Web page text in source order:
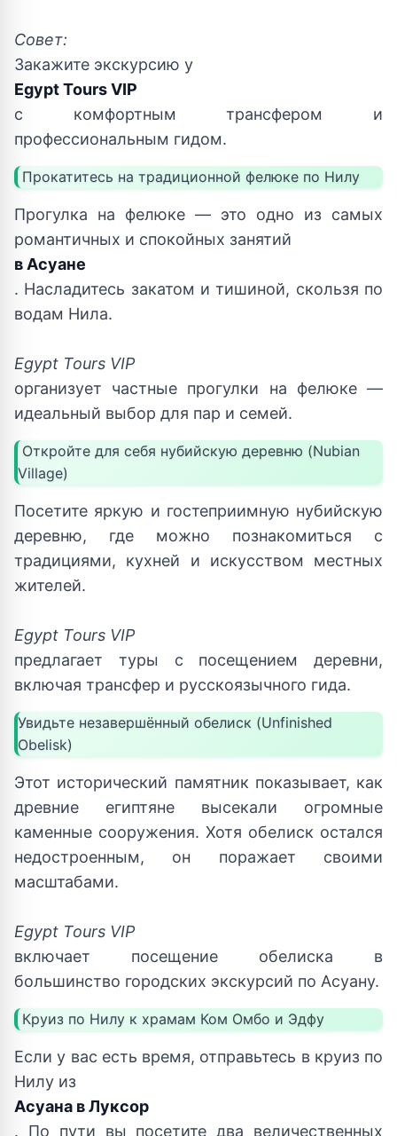
Совет:
Закажите экскурсию у
Egypt Tours VIP
с комфортным трансфером и
профессиональным гидом.
Прокатитесь на традиционной фелюке по Нилу
Прогулка на фелюке — это одно из самых
романтичных и спокойных занятий
в Асуане
. Насладитесь закатом и тишиной, скользя по
водам Нила.
Egypt Tours VIP
организует частные прогулки на фелюке —
идеальный выбор для пар и семей.
Откройте для себя нубийскую деревню (Nubian
Village)
Посетите яркую и гостеприимную нубийскую
деревню, где можно познакомиться с
традициями, кухней и искусством местных
жителей.
Egypt Tours VIP
предлагает туры с посещением деревни,
включая трансфер и русскоязычного гида.
Увидьте незавершённый обелиск (Unfinished
Obelisk)
Этот исторический памятник показывает, как
древние египтяне высекали огромные
каменные сооружения. Хотя обелиск остался
недостроенным, он поражает своими
масштабами.
Egypt Tours VIP
включает посещение обелиска в
большинство городских экскурсий по Асуану.
Круиз по Нилу к храмам Ком Омбо и Эдфу
Если у вас есть время, отправьтесь в круиз по
Нилу из
Асуана в Луксор
. По пути вы посетите два величественных